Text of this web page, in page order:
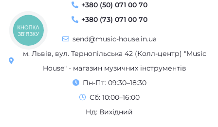
+380 (50) 071 00 70
+380 (73) 071 00 70
send@music-house.in.ua
м. Львів, вул. Тернопільська 42 (Колл-центр) "Music
House" - магазин музичних інструментів
Пн-Пт: 09:30–18:30
Сб: 10:00–16:00
Нд: Вихідний
КНОПКА
ЗВ'ЯЗКУ